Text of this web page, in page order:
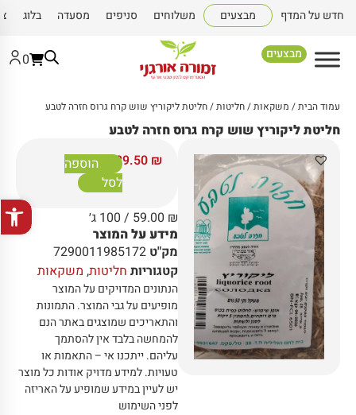
פתח
חדש על המדף מבצעים משלוחים סניפים מסעדה בלוג
מבצעים 0
עמוד הבית/ משקאות/חליטות/ חליטת ליקוריץ שוש קרח גרוס חזרה לטבע
חליטת ליקוריץ שוש קרח גרוס חזרה לטבע
29.50 ₪
הוספה
לסל
59.00 ₪
/ 100 ג׳
מידע על המוצר
מק"ט 7290011985172
קטגוריות חליטות, משקאות
הנתונים המדויקים על המוצר
מופיעים על גבי המוצר.התמונות
והתאריכים שמוצגים באתר הנם
להמחשה בלבד אין להסתמך
עליהם.ייתכנו אי – התאמות או
טעויות.למידע מדויק אודות כל מוצר
יש לעיין במידע שמופיע על האריזה
לפני השימוש